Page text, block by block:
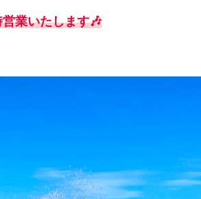
業いたします🎶